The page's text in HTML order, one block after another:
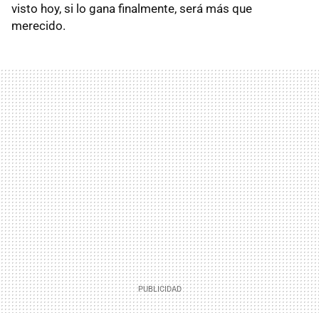
visto hoy, si lo gana finalmente, será más que
merecido.